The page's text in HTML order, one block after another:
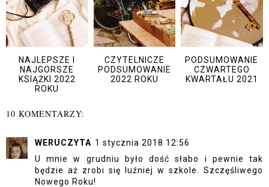
NAJLEPSZE I
NAJGORSZE
KSIĄŻKI 2022
ROKU
CZYTELNICZE
PODSUMOWANIE
2022 ROKU
PODSUMOWANIE
CZWARTEGO
KWARTAŁU 2021
10 KOMENTARZY:
WERUCZYTA 1 stycznia 2018 12:56
U mnie w grudniu było dość słabo i pewnie tak
będzie aż zrobi się luźniej w szkole. Szczęśliwego
Nowego Roku!